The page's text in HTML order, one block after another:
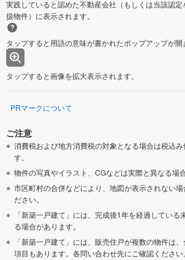
実践していると認めた不動産会社（もしくは当該認
扱物件）に表示されます。
タップすると用語の意味が書かれたポップアップが開
タップすると画像を拡大表示されます。
PRマークについて
ご注意
消費税および地方消費税の対象となる場合は税込
す。
物件の写真やイラスト、CGなどは実際と異なる場
市区町村の合併などにより、地図が表示されない場
ださい。
「新築一戸建て」には、完成後1年を経過してい
る場合があります。
「新築一戸建て」には、販売住戸が複数の物件は
項目もあります。各問い合わせ先にご確認ください。